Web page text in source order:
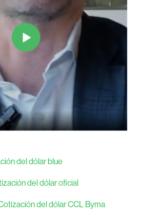
del dólar blue
del dólar oficial
del dólar CCL Byma